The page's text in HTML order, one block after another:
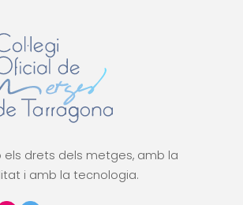
drets dels metges, amb la
i amb la tecnologia.